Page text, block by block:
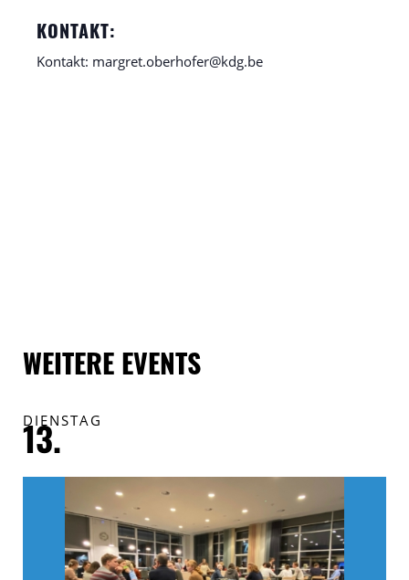
KONTAKT:
Kontakt: margret.oberhofer@kdg.be
WEITERE EVENTS
DIENSTAG
13.